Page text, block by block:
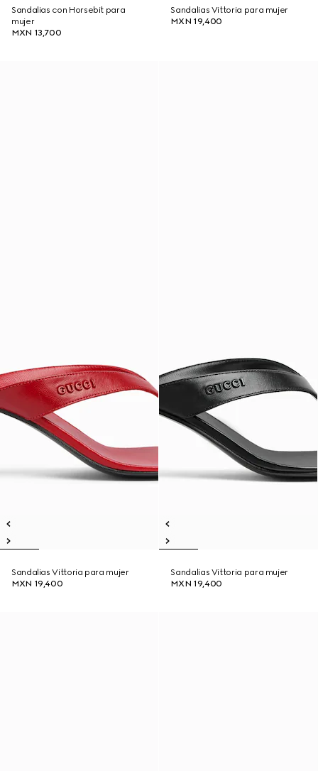
Sandalias con Horsebit para
mujer
MXN 13,700
Sandalias Vittoria para mujer
MXN 19,400
Sandalias Vittoria para mujer
MXN 19,400
Sandalias Vittoria para mujer
MXN 19,400